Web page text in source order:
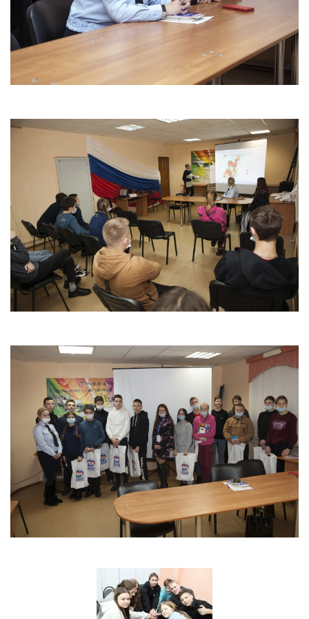
ГО и ЧС
О правилах безопасности при морозе
Безопасность дорожного движения
Безопасность на железной дороге
Профилактика асоциального поведения
Безопасность в интернете
Мошенники не дремлют
ЭЛЕКТРИЧЕСКИЙ ТОК - ДЕТЯМ НЕ ДРУГ!
ОСТОРОЖНО, КЛЕЩИ!
Противодействие коррупции
Информация о кадровом обеспечении, вакансии
Юридические реквизиты Центра
О центре
Клубы
Антей
Белая ладья
Бригантина
Иппон
Каравелла
Комета
Космос
Корунд
Лира
Мечта
Оберег